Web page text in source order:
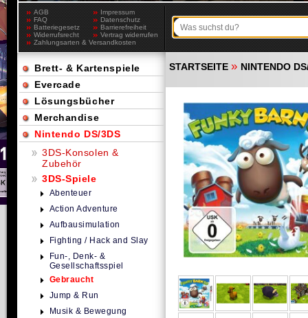
AGB
Impressum
FAQ
Datenschutz
Batteriegesetz
Barrierefreiheit
Widerrufsrecht
Vertrag widerrufen
Zahlungsarten & Versandkosten
STARTSEITE » NINTENDO
Brett- & Kartenspiele
Evercade
Lösungsbücher
Merchandise
Nintendo DS/3DS
3DS-Konsolen &
Zubehör
3DS-Spiele
Abenteuer
Action Adventure
Aufbausimulation
Fighting / Hack and Slay
Fun-, Denk- &
Gesellschaftsspiel
Gebraucht
Jump & Run
Musik & Bewegung